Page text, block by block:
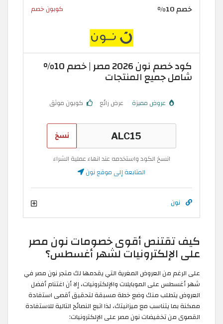
خصم 10% كوبون خصم
كود خصم نون 2026 مصر | خصم 10%
شامل جميع المنتجات
عروض مميزة عرض رائع كوبون موثق
نسخ
انسخ الكود واستخدمه عند انهاء عملية الشراء
المتابعة إلى موقع نون
نون
كيف تقتنص أقوى خصومات نون مصر
على الإلكترونيات لشهر أغسطس؟
على الرغم من العروض المغرية التي يقدمها لك متجر نون مصر في
شهر أغسطس على الموبايلات والإلكترونيات، إلا أن اغتنام أفضل
العروض يتطلب منك وضع خطة مسبقة لتحقيق أقصى استفادة
ممكنة بما يتناسب مع ميزانيتك، لذا اتبع النصائح التالية للاستفادة
القصوى من تخفيضات نون مصر على الإلكترونيات: